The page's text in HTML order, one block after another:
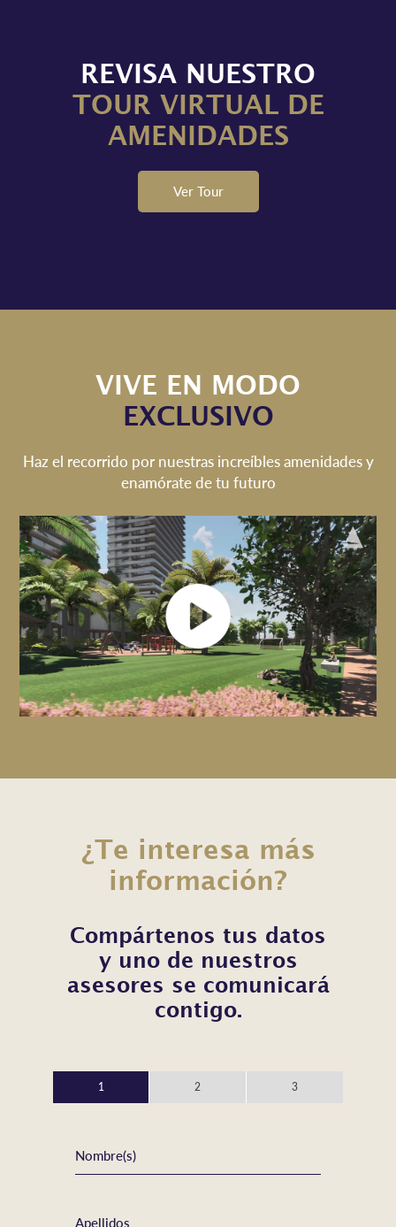
REVISA NUESTRO
TOUR VIRTUAL DE
AMENIDADES
Ver Tour
VIVE EN MODO
EXCLUSIVO
Haz el recorrido por nuestras increíbles amenidades y
enamórate de tu futuro
¿Te interesa más
información?
Compártenos tus datos
y uno de nuestros
asesores se comunicará
contigo.
1 2 3